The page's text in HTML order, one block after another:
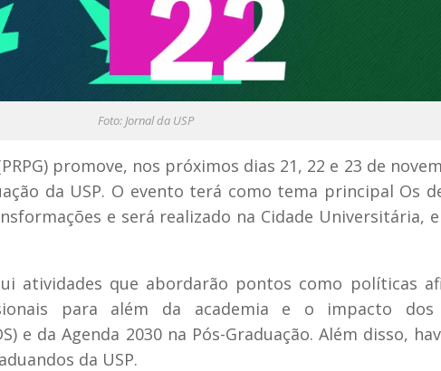
Foto: Jornal da USP
promove, nos próximos dias 21, 22 e 23 de
da USP. O evento terá como tema principal Os
e será realizado na Cidade Universitária,
atividades que abordarão pontos como políticas
para além da academia e o impacto
e da Agenda 2030 na Pós-Graduação. Além disso,
da USP.